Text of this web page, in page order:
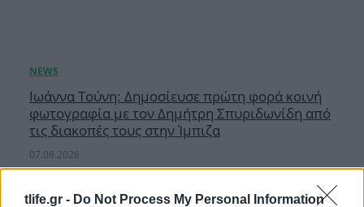
tlife.gr - Do Not Process My Personal Information
Ιωάννα Τούνη: Δημοσίευσε πρώτη φορά κοινή
φωτογραφία με τον Δημήτρη Σπυριδωνίδη από
τις διακοπές τους στην Ίμπιζα
07.08.2026